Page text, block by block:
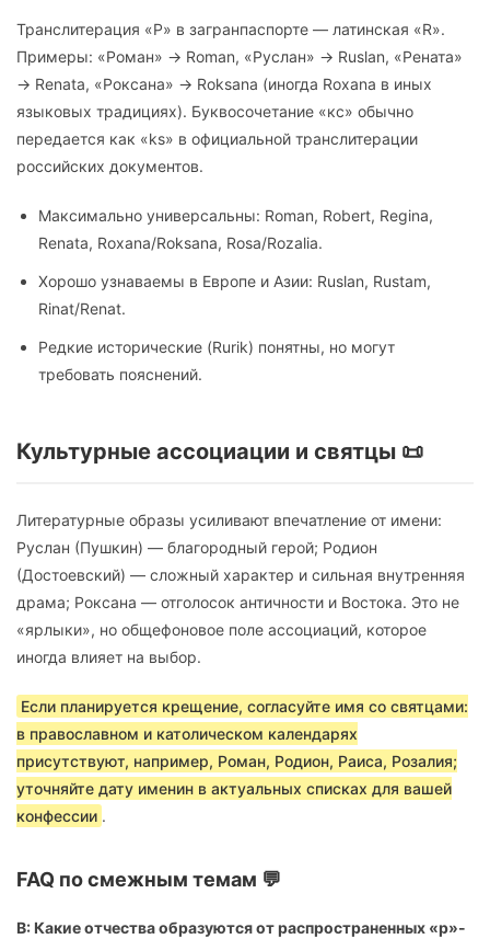
Транслитерация «Р» в загранпаспорте — латинская «R».
Примеры: «Роман» → Roman, «Руслан» → Ruslan, «Рената»
→ Renata, «Роксана» → Roksana (иногда Roxana в иных
языковых традициях). Буквосочетание «кс» обычно
передается как «ks» в официальной транслитерации
российских документов.
Максимально универсальны: Roman, Robert, Regina,
Renata, Roxana/Roksana, Rosa/Rozalia.
Хорошо узнаваемы в Европе и Азии: Ruslan, Rustam,
Rinat/Renat.
Редкие исторические (Rurik) понятны, но могут
требовать пояснений.
Культурные ассоциации и святцы 📜
Литературные образы усиливают впечатление от имени:
Руслан (Пушкин) — благородный герой; Родион
(Достоевский) — сложный характер и сильная внутренняя
драма; Роксана — отголосок античности и Востока. Это не
«ярлыки», но общефоновое поле ассоциаций, которое
иногда влияет на выбор.
Если планируется крещение, согласуйте имя со святцами:
в православном и католическом календарях
присутствуют, например, Роман, Родион, Раиса, Розалия;
уточняйте дату именин в актуальных списках для вашей
конфессии .
FAQ по смежным темам 💬
В: Какие отчества образуются от распространенных «р»-